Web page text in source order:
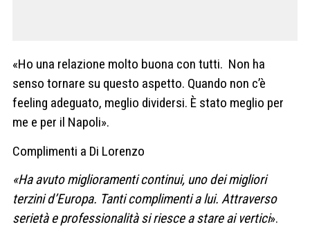
«Ho una relazione molto buona con tutti. Non ha
senso tornare su questo aspetto. Quando non c’è
feeling adeguato, meglio dividersi. È stato meglio per
me e per il Napoli».
Complimenti a Di Lorenzo
«Ha avuto miglioramenti continui, uno dei migliori
terzini d’Europa. Tanti complimenti a lui. Attraverso
serietà e professionalità si riesce a stare ai vertici».